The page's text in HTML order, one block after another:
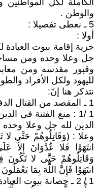
الكاملة لكل المواطنين
والوطن .
5 ـ نعطى تفصيلا :
أولا :
حرية إقامة بيوت
جل وعلا وحده ومن
وقبور مقدسه ومن
لليهود ولكل الأفراد
نتذكر هنا إنّ:
1 ـ المقصد من القتال الدفاعى فى الاسلام هو :
1 /1 : منع الفتنة فى
الدين لله جل وعلا
وعلا : (وَقَاتِلُوهُمْ حَتَّى لا
وَقَاتِلُوهُمْ حَتَّى لا تَكُونَ
انتَهَوْا فَإِنَّ اللَّهَ بِمَا يَعْمَلُونَ بَصِيرٌ
1 / 2 ـ حصانة بيوت العبادة للجميع . قال جل وعلا :